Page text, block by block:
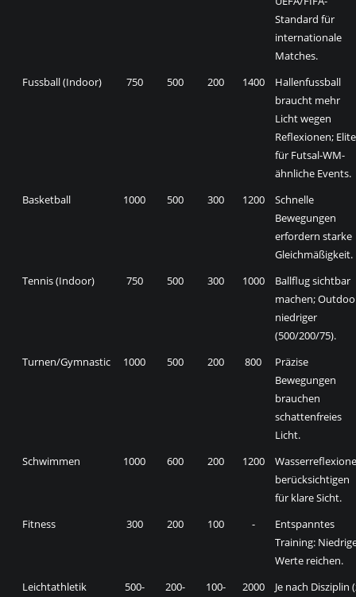
Standard für
internationale
Matches.
Fussball (Indoor)
750 500 200 1400
Hallenfussball
braucht mehr
Licht wegen
Reflexionen; Elite
für Futsal-WM-
ähnliche Events.
Basketball
1000 500 300 1200
Schnelle
Bewegungen
erfordern starke
Gleichmäßigkeit.
Tennis (Indoor)
750 500 300 1000
Ballflug sichtbar
machen;
niedriger
(500/200/75).
Turnen/Gymnastic
1000 500 200 800
Präzise
Bewegungen
brauchen
schattenfreies
Licht.
Schwimmen
1000 600 200 1200
berücksichtigen
für klare Sicht.
Fitness
300 200 100 -
Entspanntes
Training:
Werte reichen.
Leichtathletik
500-
200-
100-
2000
Je nach Disziplin